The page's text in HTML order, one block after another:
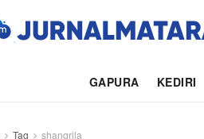
GAPURA KEDIRI
Tag shangrila